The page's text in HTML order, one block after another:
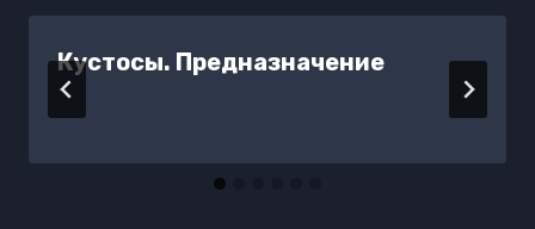
Кустосы. Предназначение